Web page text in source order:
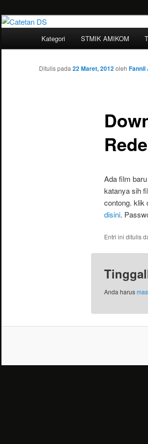
Catetan DS
Mari bermimpi dan ciptakan
Langsung
ke
Kategori STMIK AMIKOM
Ditulis pada 22 Maret, 2012oleh Fannil
Ada film
katanya sih
contong. klik
disini.
Entri ini ditulis
Anda harus